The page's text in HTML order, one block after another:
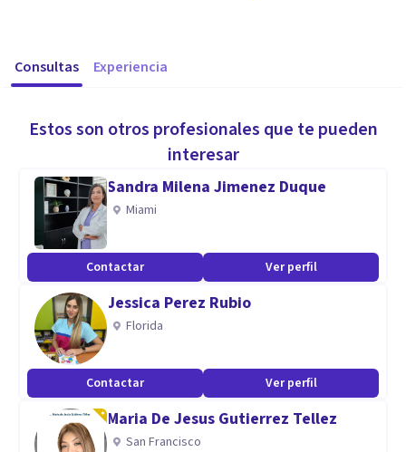
Consultas Experiencia
Estos son otros profesionales que te pueden
interesar
Sandra Milena Jimenez Duque
Miami
Contactar Ver perfil
Jessica Perez Rubio
Florida
Contactar Ver perfil
Maria De Jesus Gutierrez Tellez
San Francisco